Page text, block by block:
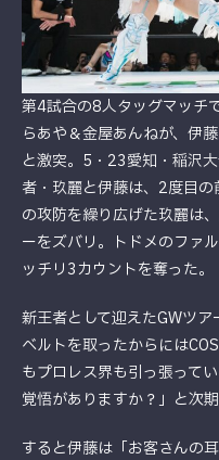
第4試合の8人タッグマッチ
らあや＆金屋あんねが、伊
と激突。5・23愛知・稲沢
者・玖麗と伊藤は、2度目
の攻防を繰り広げた玖麗は
ーをズバリ。トドメのファ
ッチリ3カウントを奪った。
新王者として迎えたGWツ
ベルトを取ったからには
もプロレス界も引っ張って
覚悟がありますか？」と次
すると伊藤は「お客さんの